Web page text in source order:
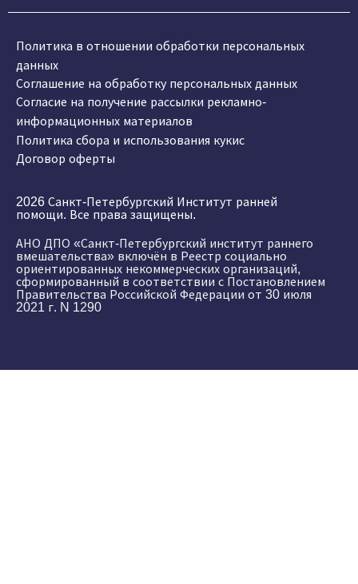
Политика в отношении обработки персональных
данных
Соглашение на обработку персональных данных
Согласие на получение рассылки рекламно-
информационных материалов
Политика сбора и использования кукис
Договор оферты
2026 Санкт-Петербургский Институт ранней
помощи. Все права защищены.
АНО ДПО «Санкт-Петербургский институт раннего
вмешательства» включён в Реестр социально
ориентированных некоммерческих организаций,
сформированный в соответствии с Постановлением
Правительства Российской Федерации от 30 июля
2021 г. N 1290